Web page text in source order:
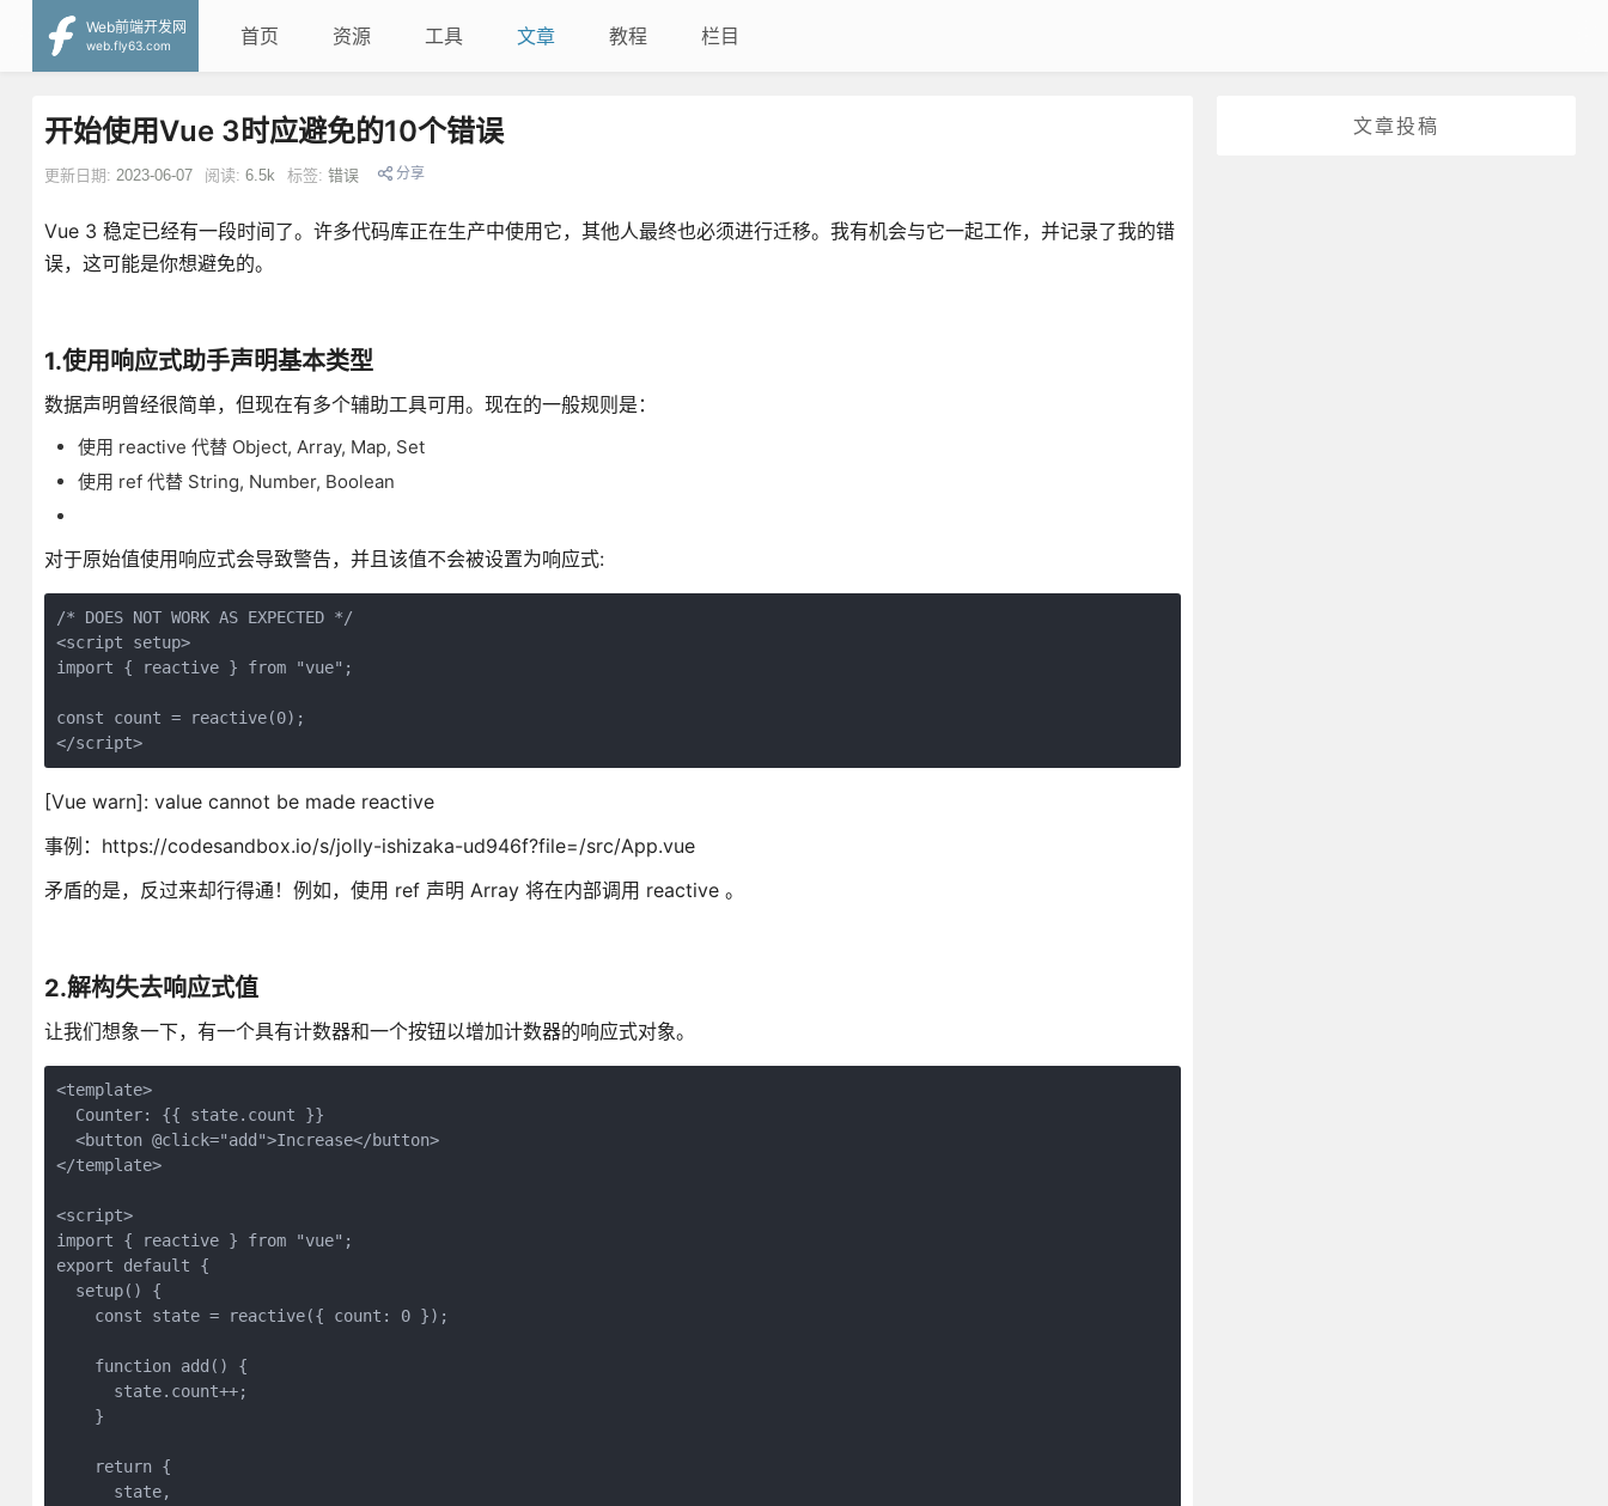
Web前端开发网
web.fly63.com
首页 资源 工具 文章 教程 栏目
文章投稿
开始使用Vue 3时应避免的10个错误
更新日期: 2023-06-07 阅读: 6.5k 标签: 错误 分享
Vue 3 稳定已经有一段时间了。许多代码库正在生产中使用它，其他人最终也必须进行迁移。我有机会与它一起工作，并记录了我的错
误，这可能是你想避免的。
1.使用响应式助手声明基本类型
数据声明曾经很简单，但现在有多个辅助工具可用。现在的一般规则是：
使用 reactive 代替 Object, Array, Map, Set
使用 ref 代替 String, Number, Boolean
对于原始值使用响应式会导致警告，并且该值不会被设置为响应式:
/* DOES NOT WORK AS EXPECTED */
<script setup>
import { reactive } from "vue";
const count = reactive(0);
</script>
[Vue warn]: value cannot be made reactive
事例：https://codesandbox.io/s/jolly-ishizaka-ud946f?file=/src/App.vue
矛盾的是，反过来却行得通！例如，使用 ref 声明 Array 将在内部调用 reactive 。
2.解构失去响应式值
让我们想象一下，有一个具有计数器和一个按钮以增加计数器的响应式对象。
<template>
Counter: {{ state.count }}
<button @click="add">Increase</button>
</template>
<script>
import { reactive } from "vue";
export default {
setup() {
const state = reactive({ count: 0 });
function add() {
state.count++;
}
return {
state,